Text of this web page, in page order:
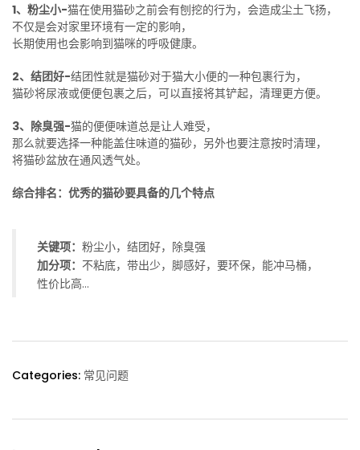
1、粉尘小-猫在使用猫砂之前会有刨挖的行为，会造成尘土飞扬，
不仅是会对家里环境有一定的影响，
长期使用也会影响到猫咪的呼吸健康。
2、结团好-结团性就是猫砂对于猫大小便的一种包裹行为，
猫砂将尿液或便便包裹之后，可以直接将其铲起，清理更方便。
3、除臭强-猫的便便味道总是让人难受，
那么就要选择一种能盖住味道的猫砂，另外也要注意按时清理，
将猫砂盆放在通风透气处。
综合排名：优秀的猫砂要具备的几个特点
关键项： 粉尘小，结团好，除臭强
加分项： 不粘底，带出少，脚感好，要环保，能冲马桶，
性价比高…
Categories: 常见问题